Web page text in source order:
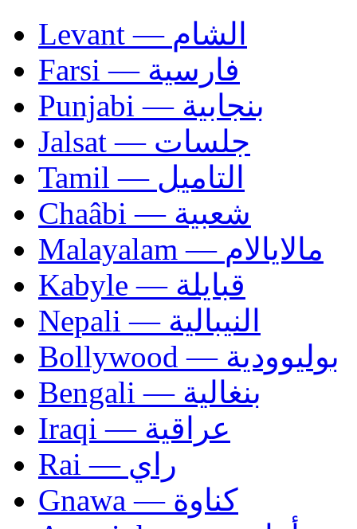
Levant — الشام
Farsi — فارسية
Punjabi — بنجابية
Jalsat — جلسات
Tamil — التاميل
Chaâbi — شعبية
Malayalam — مالايالام
Kabyle — قبايلة
Nepali — النيبالية
Bollywood — بوليوودية
Bengali — بنغالية
Iraqi — عراقية
Rai — راي
Gnawa — كناوة